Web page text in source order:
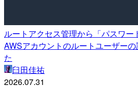
ルートアクセス管理から「パスワー
AWSアカウントのルートユーザー
た
臼田佳祐
2026.07.31